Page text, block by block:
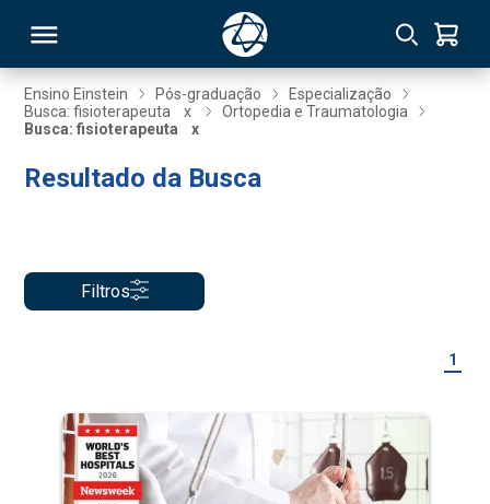
Ensino Einstein Pós-graduação
Especialização
Busca: fisioterapeuta
x
Ortopedia e Traumatologia
Busca: fisioterapeuta
x
Resultado da Busca
Filtros
1